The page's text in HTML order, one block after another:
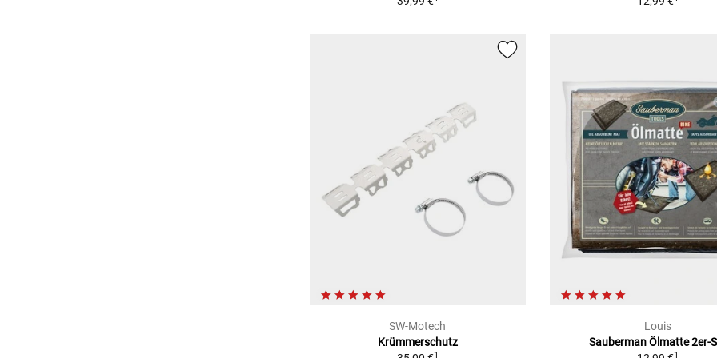
SW-Motech
Krümmerschutz
1
Louis
Sauberman Ölmatte 2er-
1